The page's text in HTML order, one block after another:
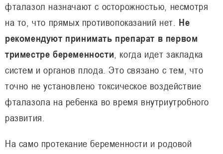
фталазол назначают с осторожностью, несмотря
на то, что прямых противопоказаний нет. Не
рекомендуют принимать препарат в первом
триместре беременности , когда идет закладка
систем и органов плода. Это связано с тем, что
точно не установлено токсическое воздействие
фталазола на ребенка во время внутриутробного
развития.
На само протекание беременности и родовой